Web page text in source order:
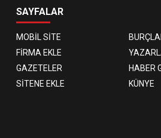
SAYFALAR
MOBİL SİTE
FİRMA EKLE
GAZETELER
HABER
SİTENE EKLE
KÜNYE